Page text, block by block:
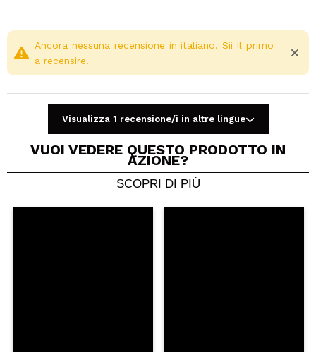
Condividi un video o una foto
Il tuo video potrebbe essere il primo. Immaginalo...
Ancora nessuna recensione in italiano. Sii il primo
a recensire!
Visualizza 1 recensione/i in altre lingue
VUOI VEDERE QUESTO PRODOTTO IN
AZIONE?
SCOPRI DI PIÙ